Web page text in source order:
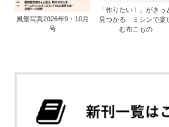
風景写真2026年9・10月
号
「作りたい！」がきっ
見つかる ミシンで楽
む布こもの